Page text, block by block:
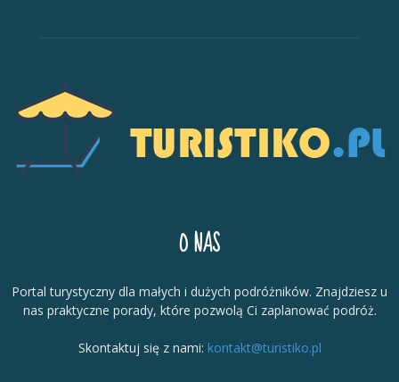
O NAS
Portal turystyczny dla małych i dużych podróżników. Znajdziesz u
nas praktyczne porady, które pozwolą Ci zaplanować podróż.
Skontaktuj się z nami: kontakt@turistiko.pl